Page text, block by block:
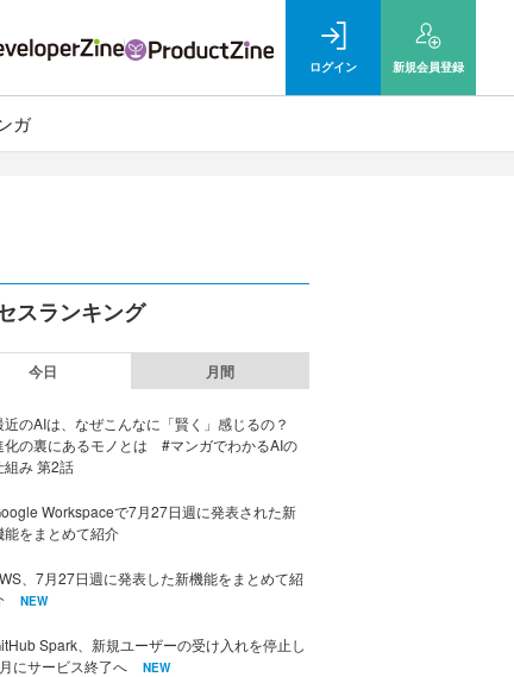
ログイン 新規会員登録
ガ
スランキング
今日 月間
近のAIは、なぜこんなに「賢く」感じるの？
化の裏にあるモノとは #マンガでわかるAIの
組み 第2話
Workspaceで7月27日週に発表された新
能をまとめて紹介
、7月27日週に発表した新機能をまとめて紹
NEW
Spark、新規ユーザーの受け入れを停止し
にサービス終了へ
NEW